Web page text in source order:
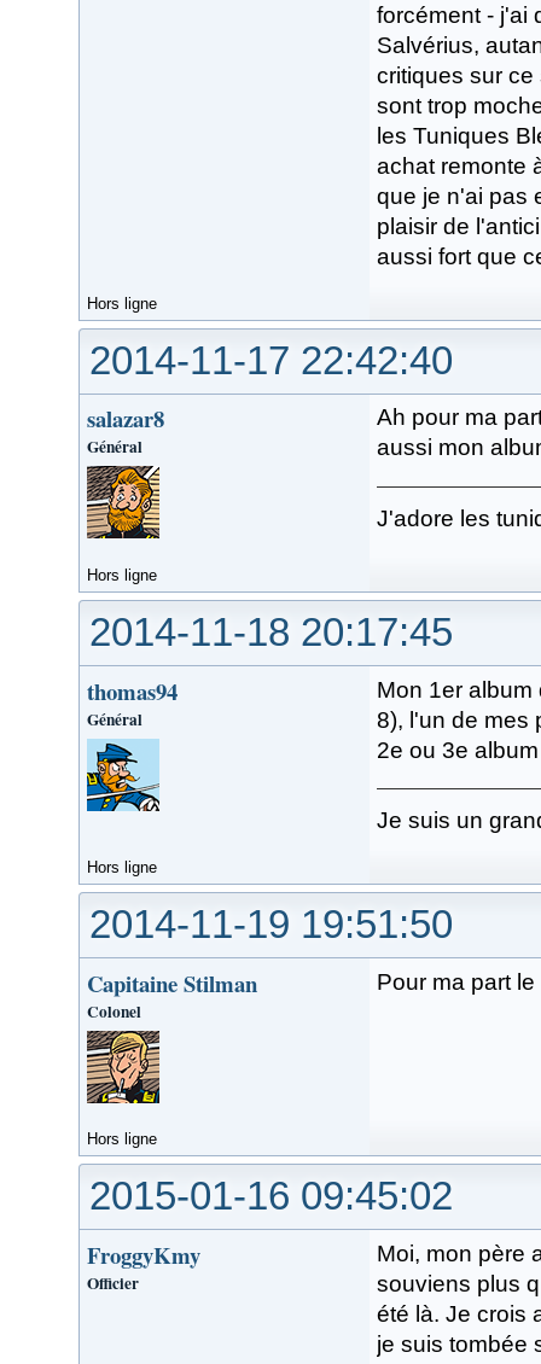
forcément - j'ai
Salvérius,
critiques sur
sont trop
les Tuniques
achat remonte
que je n'ai pas
plaisir de
aussi fort que
Hors ligne
2014-11-17 22:42:40
salazar8
Général
Ah pour ma
aussi mon
J'adore les
Hors ligne
2014-11-18 20:17:45
thomas94
Général
Mon 1er album
8), l'un de mes
2e ou 3e
Je suis un
Hors ligne
2014-11-19 19:51:50
Capitaine Stilman
Colonel
Pour ma part
Hors ligne
2015-01-16 09:45:02
FroggyKmy
Officier
Moi, mon père
souviens plus
été là. Je crois
je suis tombée